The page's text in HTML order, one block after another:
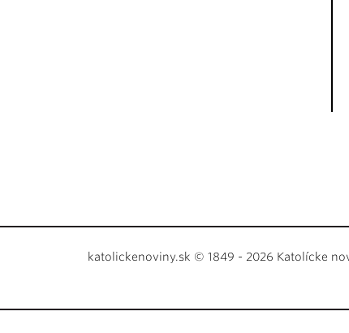
katolickenoviny.sk © 1849 - 2026 Katolícke